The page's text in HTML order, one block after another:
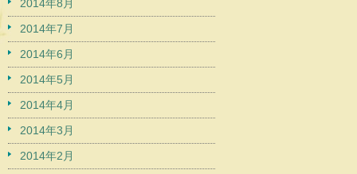
2014年8月
2014年7月
2014年6月
2014年5月
2014年4月
2014年3月
2014年2月